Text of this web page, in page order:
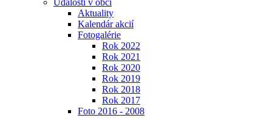
Udalosti v obci
Aktuality
Kalendár akcií
Fotogalérie
Rok 2022
Rok 2021
Rok 2020
Rok 2019
Rok 2018
Rok 2017
Foto 2016 - 2008